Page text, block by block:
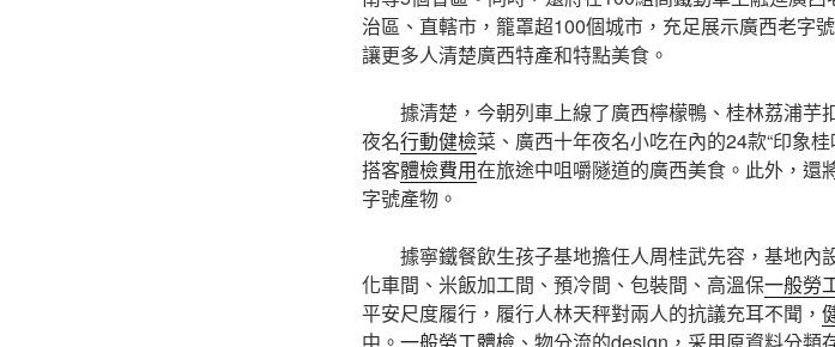
治區、直轄市，籠罩超100個城市，充足展示廣西老字
讓更多人清楚廣西特產和特點美食。
據清楚，今朝列車上線了廣西檸檬鴨、桂林荔浦
夜名行動健檢菜、廣西十年夜名小吃在內的24款“印象
搭客體檢費用在旅途中咀嚼隧道的廣西美食。此外，還
字號產物。
據寧鐵餐飲生孩子基地擔任人周桂武先容，基地內
化車間、米飯加工間、預冷間、包裝間、高溫保一般勞
平安尺度履行，履行人林天秤對兩人的抗議充耳不聞，
中。 一般勞工體檢 、物分流的design，采用原資料分